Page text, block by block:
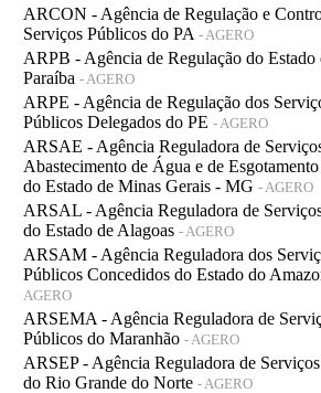
ARCON - Agência de Regulação e
Serviços Públicos do PA - AGERO
ARPB - Agência de Regulação do Estado
Paraíba - AGERO
ARPE - Agência de Regulação dos
Públicos Delegados do PE - AGERO
ARSAE - Agência Reguladora de
Abastecimento de Água e de
do Estado de Minas Gerais - MG - AGERO
ARSAL - Agência Reguladora de
do Estado de Alagoas - AGERO
ARSAM - Agência Reguladora dos
Públicos Concedidos do Estado do
AGERO
ARSEMA - Agência Reguladora de
Públicos do Maranhão - AGERO
ARSEP - Agência Reguladora de
do Rio Grande do Norte - AGERO